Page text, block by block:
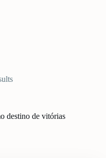
destino de vitórias